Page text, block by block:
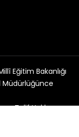
Eğitim Bakanlığı
Müdürlüğünce
ve Telif Hakları